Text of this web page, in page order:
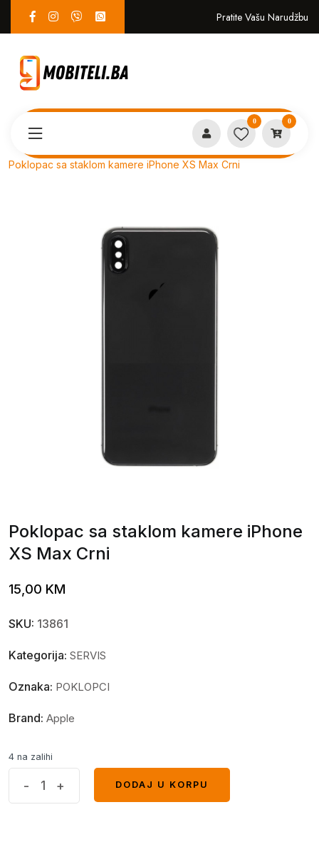
Pratite Vašu Narudžbu
0 0
Poklopac sa staklom kamere iPhone XS Max Crni
Poklopac sa staklom kamere iPhone
XS Max Crni
15,00 KM
SKU: 13861
Kategorija: SERVIS
Oznaka: POKLOPCI
Brand: Apple
4 na zalihi
- +
DODAJ U KORPU